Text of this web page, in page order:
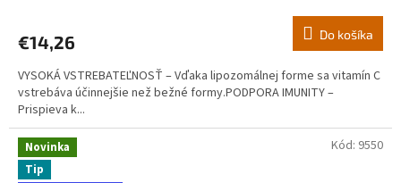
€14,26 Do košíka
VYSOKÁ VSTREBATEĽNOSŤ – Vďaka lipozomálnej forme sa vitamín C
vstrebáva účinnejšie než bežné formy.PODPORA IMUNITY –
Prispieva k...
Novinka
Tip
Kód: 9550